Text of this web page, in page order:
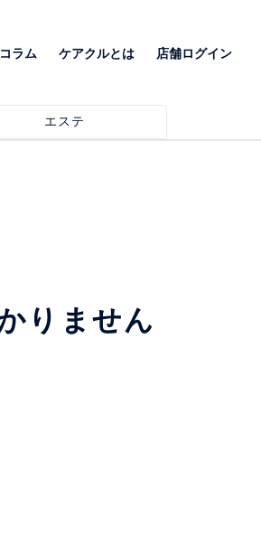
コラム ケアクルとは 店舗ログイン
エステ
りません